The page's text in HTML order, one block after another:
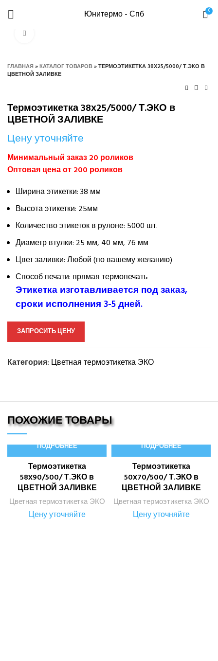
Юнитермо - Спб 0
ГЛАВНАЯ»КАТАЛОГ ТОВАРОВ»ТЕРМОЭТИКЕТКА 38Х25/5000/ Т.ЭКО В
ЦВЕТНОЙ ЗАЛИВКЕ
Термоэтикетка 38х25/5000/ Т.ЭКО в
ЦВЕТНОЙ ЗАЛИВКЕ
Цену уточняйте
Минимальный заказ 20 роликов
Оптовая цена от 200 роликов
Ширина этикетки: 38 мм
Высота этикетки: 25мм
Количество этикеток в рулоне: 5000 шт.
Диаметр втулки: 25 мм, 40 мм, 76 мм
Цвет заливки: Любой (по вашему желанию)
Способ печати: прямая термопечать
Этикетка изготавливается под заказ,
сроки исполнения 3-5 дней.
ЗАПРОСИТЬ ЦЕНУ
Категория: Цветная термоэтикетка ЭКО
ПОХОЖИЕ ТОВАРЫ
ПОДРОБНЕЕ
Термоэтикетка
58х90/500/ Т.ЭКО в
ЦВЕТНОЙ ЗАЛИВКЕ
Цветная термоэтикетка ЭКО
Цену уточняйте
ПОДРОБНЕЕ
Термоэтикетка
50х70/500/ Т.ЭКО в
ЦВЕТНОЙ ЗАЛИВКЕ
Цветная термоэтикетка ЭКО
Цену уточняйте